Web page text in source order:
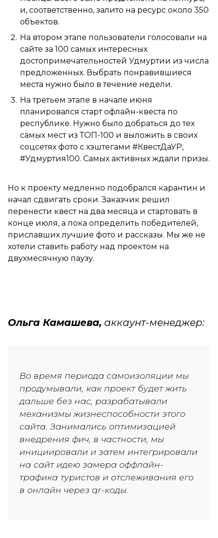
и, соответственно, залито на ресурс около 350
объектов.
На втором этапе пользователи голосовали на
сайте за 100 самых интересных
достопримечательностей Удмуртии из числа
предложенных. Выбрать понравившиеся
места нужно было в течение недели.
На третьем этапе в начале июня
планировался старт офлайн-квеста по
республике. Нужно было добраться до тех
самых мест из ТОП-100 и выложить в своих
соцсетях фото с хэштегами #КвестДаУР,
#Удмуртия100. Самых активных ждали призы.
Но к проекту медленно подобрался карантин и
начал сдвигать сроки. Заказчик решил
перенести квест на два месяца и стартовать в
конце июля, а пока определить победителей,
приславших лучшие фото и рассказы. Мы же не
хотели ставить работу над проектом на
двухмесячную паузу.
Ольга Камашева, аккаунт-менеджер:
Во время периода самоизоляции мы
продумывали, как проект будет жить
дальше без нас, разрабатывали
механизмы жизнеспособности этого
сайта. Занимались оптимизацией
внедрения фич, в частности, мы
инициировали и затем интегрировали
на сайт идею замера оффлайн-
трафика туристов и отслеживания его
в онлайн через qr-коды.